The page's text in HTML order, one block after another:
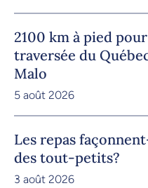
2100 km à pied
traversée du
Malo
5 août 2026
Les repas
des tout-petits?
3 août 2026